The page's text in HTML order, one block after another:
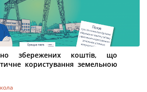
збережених коштів, що
користування земельною